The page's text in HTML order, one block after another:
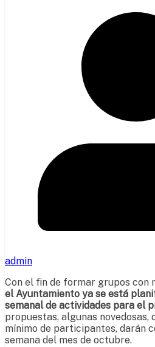
admin
Con el fin de formar grupos con
el Ayuntamiento ya se está
semanal de actividades para el
propuestas, algunas novedosas,
mínimo de participantes, darán
semana del mes de octubre.